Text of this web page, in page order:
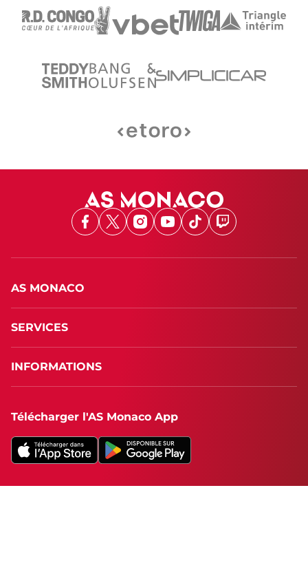
Facebook
X Instagram
Youtube
TikTokTwitch
AS MONACO
SERVICES
INFORMATIONS
Télécharger l'AS Monaco App